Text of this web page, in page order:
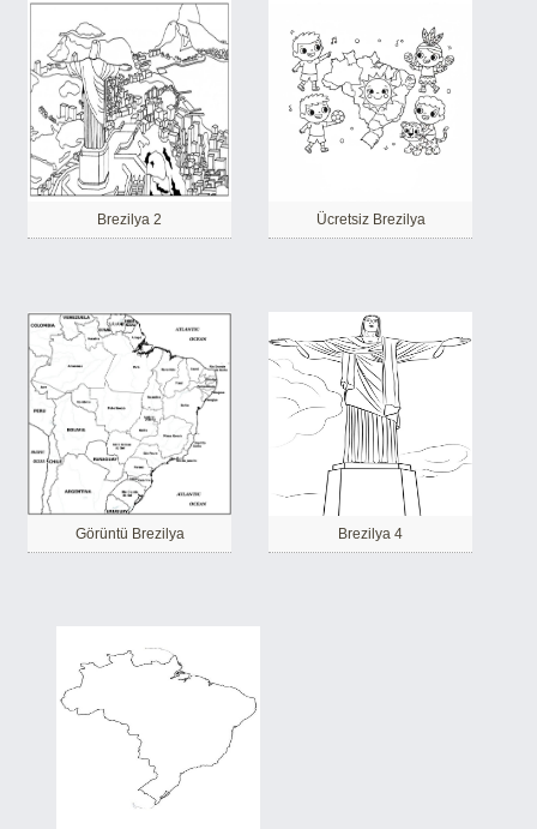
Brezilya 2 Ücretsiz Brezilya
Görüntü Brezilya Brezilya 4